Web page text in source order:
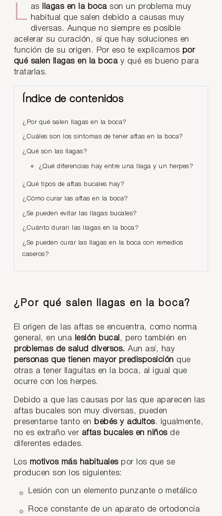
Las llagas en la boca son un problema muy
habitual que salen debido a causas muy
diversas. Aunque no siempre es posible
acelerar su curación, sí que hay soluciones en
función de su origen. Por eso te explicamos por
qué salen llagas en la bocay qué es bueno para
tratarlas.
Índice de contenidos
¿Por qué salen llagas en la boca?
¿Cuáles son los síntomas de tener aftas en la boca?
¿Qué son las llagas?
¿Qué diferencias hay entre una llaga y un herpes?
¿Qué tipos de aftas bucales hay?
¿Cómo curar las aftas en la boca?
¿Se pueden evitar las llagas bucales?
¿Cuánto duran las llagas en la boca?
¿Se pueden curar las llagas en la boca con remedios
caseros?
¿Por qué salen llagas en la boca?
El origen de las aftas se encuentra, como norma
general, en una
lesión bucal , pero también en
problemas de salud diversos.Aun así, hay
personas que tienen mayor predisposición que
otras a tener llaguitas en la boca, al igual que
ocurre con los herpes.
Debido a que las causas por las que aparecen las
aftas bucales son muy diversas, pueden
presentarse tanto en bebés y adultos. Igualmente,
no es extraño ver aftas bucales en niños de
diferentes edades.
Los motivos más habitualespor los que se
producen son los siguientes:
Lesión con un elemento punzante o metálico
Roce constante de un aparato de ortodoncia